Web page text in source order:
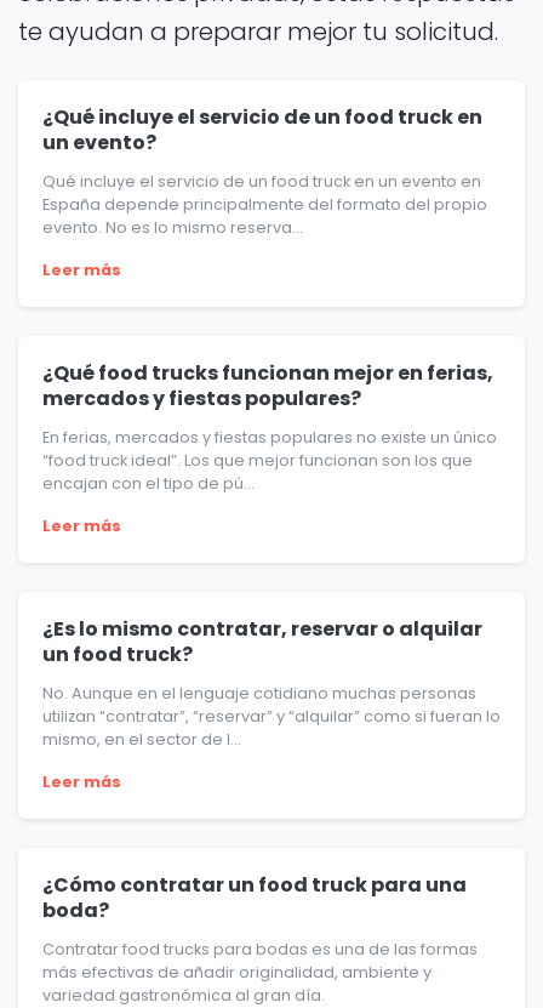
te ayudan a preparar mejor tu solicitud.
¿Qué incluye el servicio de un food truck en
un evento?
Qué incluye el servicio de un food truck en un evento en
España depende principalmente del formato del propio
evento. No es lo mismo reserva...
Leer más
¿Qué food trucks funcionan mejor en ferias,
mercados y fiestas populares?
En ferias, mercados y fiestas populares no existe un único
“food truck ideal”. Los que mejor funcionan son los que
encajan con el tipo de pú...
Leer más
¿Es lo mismo contratar, reservar o alquilar
un food truck?
No. Aunque en el lenguaje cotidiano muchas personas
utilizan “contratar”, “reservar” y “alquilar” como si fueran lo
mismo, en el sector de l...
Leer más
¿Cómo contratar un food truck para una
boda?
Contratar food trucks para bodas es una de las formas
más efectivas de añadir originalidad, ambiente y
variedad gastronómica al gran día.